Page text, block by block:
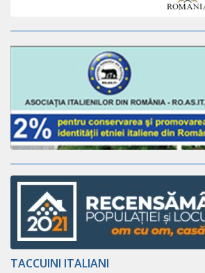
TACCUINI ITALIANI